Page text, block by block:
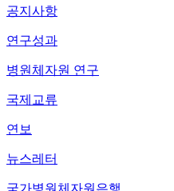
공지사항
연구성과
병원체자원 연구
국제교류
연보
뉴스레터
국가병원체자원은행